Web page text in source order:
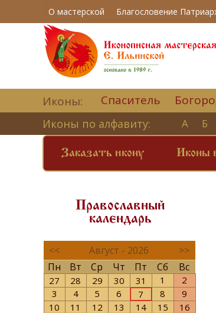
О мастерской Благословение
Иконы: Спаситель
Иконы по алфавиту: А Б
Заказать икону Иконы
Православный
календарь
<< Август - 2026
>>
Пн
Вт Ср Чт Пт Сб Вс
27 28 29 30 31 1
2
3
4 5 6 7 8
9
10
11 12 13 14 15
16